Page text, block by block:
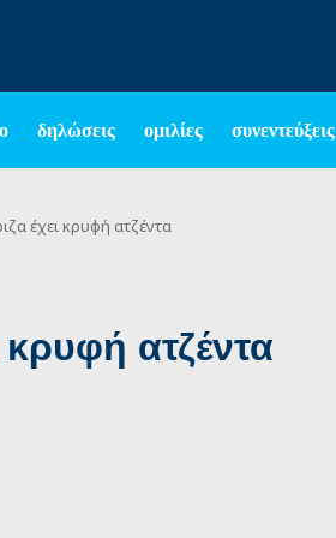
δηλώσεις ομιλίες συνεντεύξεις
έχει κρυφή ατζέντα
ατζέντα